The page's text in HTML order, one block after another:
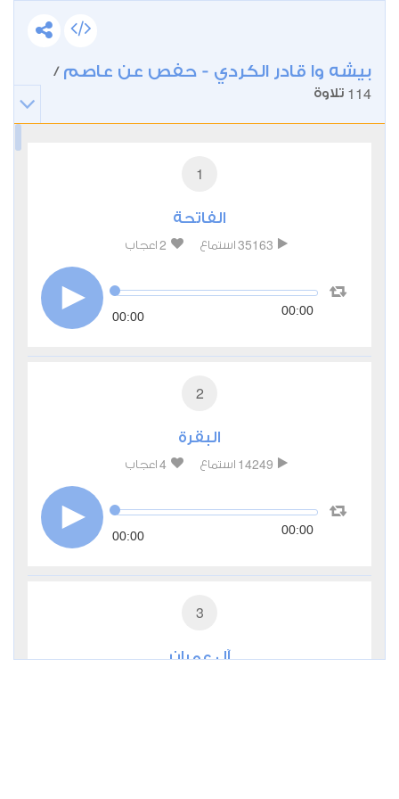
بيشه وا قادر الكردي - حفص عن عاصم /
114 تلاوة
1
الفاتحة
35163 استماع 2 اعجاب
00:00 00:00
2
البقرة
14249 استماع 4 اعجاب
00:00 00:00
3
آل عمران